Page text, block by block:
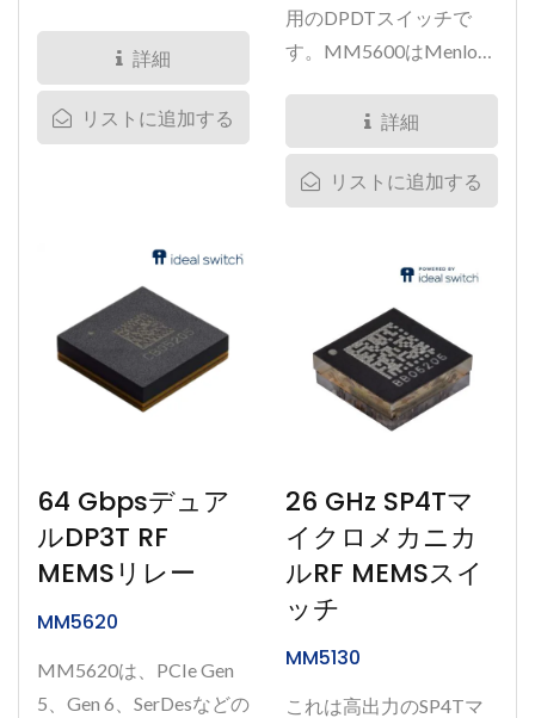
イッチ製品ラインを駆動
するために設計されてい
ます。1つのMD05-90
ースを節約します。
MD05-90は、当社の
ISO9001および
IATF16949認証工場で設
計・製造されています。
詳細
リストに追加する
用のDPDTスイッチで
す。MM5600はMenlo
ッチ技術に基づいてお
り、デジタル信号アプリ
ケーションでは最大40...
詳細
リストに追加する
64 Gbpsデュア
ルDP3T RF
MEMSリレー
MM5620
MM5620は、PCIe Gen
5、Gen 6、SerDesなどの
26 GHz SP4Tマ
イクロメカニカ
ルRF MEMSスイ
ッチ
MM5130
これは高出力のSP4Tマ